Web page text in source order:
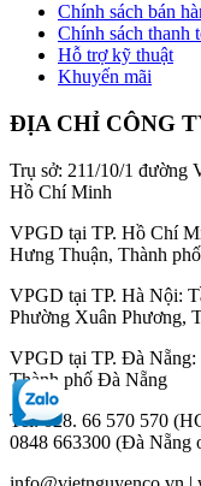
Chính sách bán
Chính sách thanh
Hỗ trợ kỹ thuật
Khuyến mãi
ĐỊA CHỈ CÔNG
Trụ sở: 211/10/1 đường
Hồ Chí Minh
VPGD tại TP. Hồ Chí
Hưng Thuận, Thành
VPGD tại TP. Hà Nội:
Phường Xuân Phương,
VPGD tại TP. Đà Nẵng:
Thành phố Đà Nẵng
Tel: 028. 66 570 570
0848 663300 (Đà Nẵng